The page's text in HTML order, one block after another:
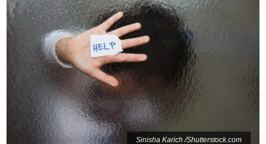
Sinisha Karich /Shutterstock.com